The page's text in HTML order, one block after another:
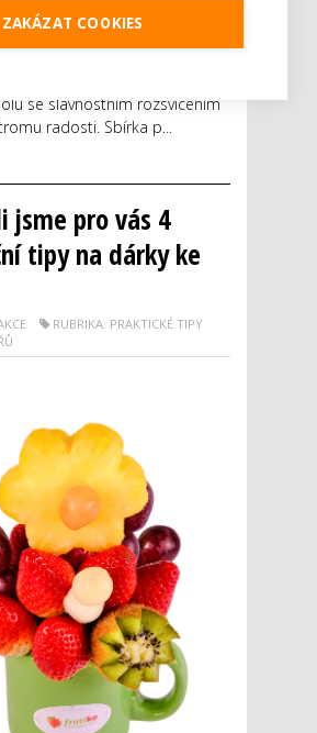
Radost dětem spolu se
nákupního centra
se slavnostním rozsvícením
radosti. Sbírka p...
jsme pro vás 4
tipy na dárky ke
RUBRIKA: PRAKTICKÉ TIPY
ZAKÁZAT COOKIES